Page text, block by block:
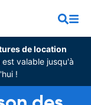
de location
valable jusqu'à
!